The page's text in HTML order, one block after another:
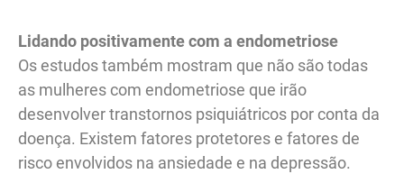
Lidando positivamente com a endometriose
Os estudos também mostram que não são todas
as mulheres com endometriose que irão
desenvolver transtornos psiquiátricos por conta da
doença. Existem fatores protetores e fatores de
risco envolvidos na ansiedade e na depressão.